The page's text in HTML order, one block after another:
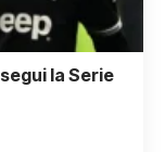
la Serie